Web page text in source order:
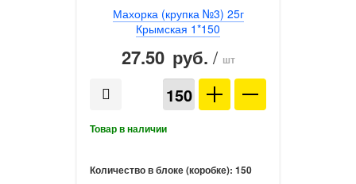
Махорка (крупка №3) 25г
Крымская 1*150
27.50 руб. / шт
Количество в блоке (коробке): 150